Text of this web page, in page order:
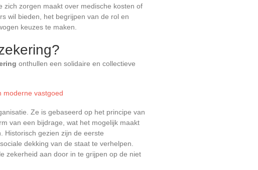
zorgen maakt over medische kosten of
wil bieden, het begrijpen van de rol en
keuzes te maken.
onthullen een solidaire en collectieve
moderne vastgoed
Ze is gebaseerd op het principe van
van een bijdrage, wat het mogelijk maakt
Historisch gezien zijn de eerste
dekking van de staat te verhelpen.
zekerheid aan door in te grijpen op de niet